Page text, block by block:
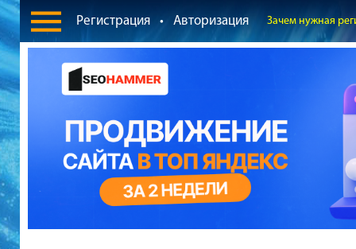
Регистрация • Авторизация Зачем нужная